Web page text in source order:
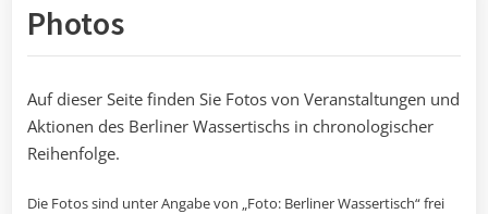
Photos
Auf dieser Seite finden Sie Fotos von Veranstaltungen und
Aktionen des Berliner Wassertischs in chronologischer
Reihenfolge.
Die Fotos sind unter Angabe von „Foto: Berliner Wassertisch“ frei